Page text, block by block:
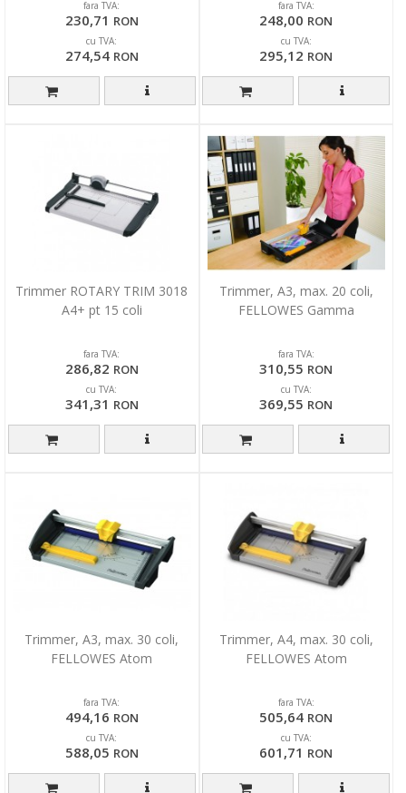
fara TVA:
230,71 RON
cu TVA:
274,54 RON
fara TVA:
248,00 RON
cu TVA:
295,12 RON
Trimmer ROTARY TRIM 3018
A4+ pt 15 coli
fara TVA:
286,82 RON
cu TVA:
341,31 RON
Trimmer, A3, max. 20 coli,
FELLOWES Gamma
fara TVA:
310,55 RON
cu TVA:
369,55 RON
Trimmer, A3, max. 30 coli,
FELLOWES Atom
fara TVA:
494,16 RON
cu TVA:
588,05 RON
Trimmer, A4, max. 30 coli,
FELLOWES Atom
fara TVA:
505,64 RON
cu TVA:
601,71 RON